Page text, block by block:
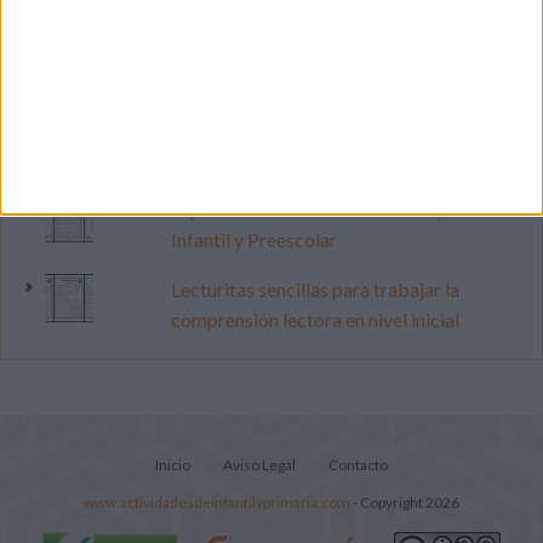
Súper librito de 500 actividades para
Infantil y Preescolar
Lecturitas sencillas para trabajar la
comprensión lectora en nivel inicial
Inicio Aviso Legal Contacto
www.actividadesdeinfantilyprimaria.com - Copyright 2026